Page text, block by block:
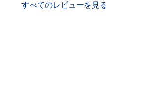
すべてのレビューを見る